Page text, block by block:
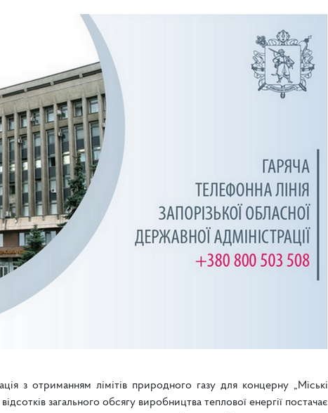
з отриманням лімітів природного газу для концерну „Міські
загального обсягу виробництва теплової енергії постачає